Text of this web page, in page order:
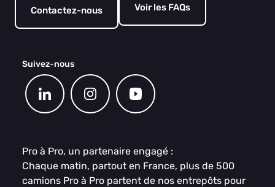
Contactez-nous Voir les FAQs
Suivez-nous
Pro à Pro, un partenaire engagé :
Chaque matin, partout en France, plus de 500
camions Pro à Pro partent de nos entrepôts pour